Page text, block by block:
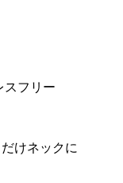
スフリー
けネックに